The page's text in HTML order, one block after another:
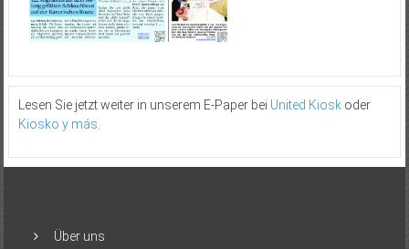
Lesen Sie jetzt weiter in unserem E-Paper bei United Kioskoder
Kiosko y más.
Über uns